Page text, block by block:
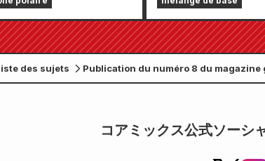
spécial orné
illustration de
dessinée par
de « The Secret
des sujets Publication du numéro 8 du
コアミックス公式ソーシ